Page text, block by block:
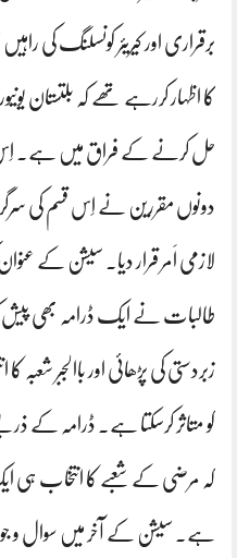
برقراری اور کیریئر کونسلنگ کی
کا اظہار کررہے تھے کہ بلتستان
حل کرنے کے فراق میں ہے۔ اِس
دونوں مقررین نے اِس قسم کی
لازمی اَمر قرار دیا۔ سیشن کے
طالبات نے ایک ڈرامہ بھی پیش
زبردستی کی پڑھائی اور باالجبر
کو متاثر کرسکتا ہے۔ ڈرامہ کے
کہ مرضی کے شعبے کا انتخاب ہی
ہے۔ سیشن کے آخر میں سوال و